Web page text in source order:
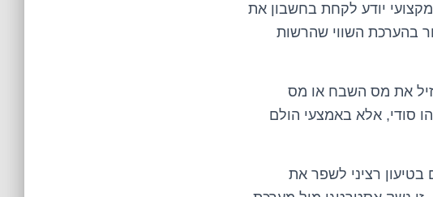
יודע לקחת בחשבון את
בהערכת השווי שהרשות
את מס השבח או מס
סודי, אלא באמצעי הולם
רציני לשפר את